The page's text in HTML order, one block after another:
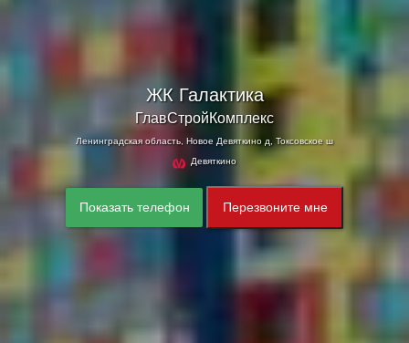
ЖК Галактика
ГлавСтройКомплекс
Ленинградская область, Новое Девяткино д, Токсовское ш
Девяткино
Показать телефон Перезвоните мне